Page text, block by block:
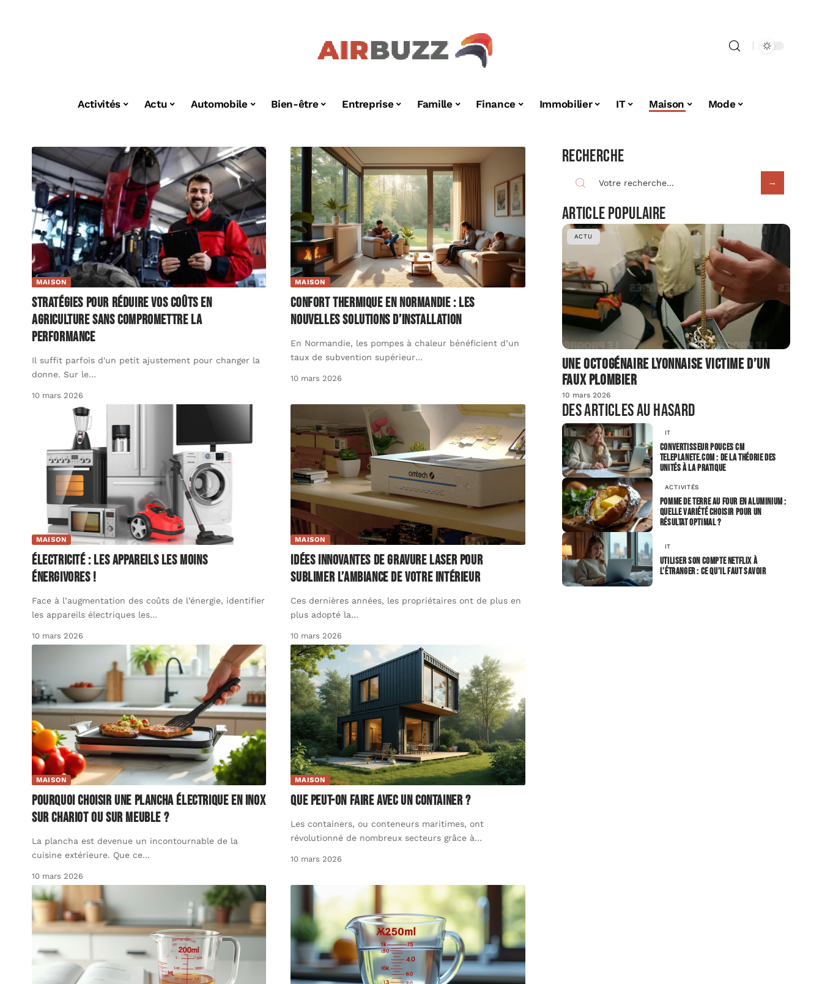
Activités Actu Automobile Bien-être Entreprise Famille Finance Immobilier IT Maison Mode
MAISON
Stratégies pour réduire vos coûts en
agriculture sans compromettre la
performance
Il suffit parfois d'un petit ajustement pour changer la
donne. Sur le…
10 mars 2026
MAISON
Confort thermique en Normandie : les
nouvelles solutions d’installation
En Normandie, les pompes à chaleur bénéficient d’un
taux de subvention supérieur…
10 mars 2026
MAISON
Électricité : les appareils les moins
énergivores !
Face à l’augmentation des coûts de l’énergie, identifier
les appareils électriques les…
10 mars 2026
MAISON
Idées innovantes de gravure laser pour
sublimer l’ambiance de votre intérieur
Ces dernières années, les propriétaires ont de plus en
plus adopté la…
10 mars 2026
MAISON
Pourquoi choisir une plancha électrique en inox
sur chariot ou sur meuble ?
La plancha est devenue un incontournable de la
cuisine extérieure. Que ce…
10 mars 2026
MAISON
Que peut-on faire avec un container ?
Les containers, ou conteneurs maritimes, ont
révolutionné de nombreux secteurs grâce à…
10 mars 2026
Recherche
Article populaire
ACTU
Une octogénaire lyonnaise victime d’un
faux plombier
10 mars 2026
Des articles au hasard
IT
Convertisseur pouces cm
teleplanete.com : de la théorie des
unités à la pratique
ACTIVITÉS
Pomme de terre au four en aluminium :
quelle variété choisir pour un
résultat optimal ?
IT
Utiliser son compte Netflix à
l’étranger : ce qu’il faut savoir